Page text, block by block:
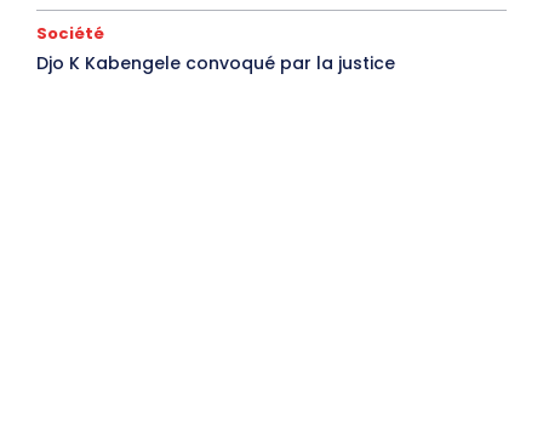
Société
Djo K Kabengele convoqué par la justice